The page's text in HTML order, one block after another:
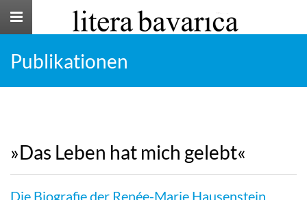
Toggle
Publikationen
»Das Leben hat mich gelebt«
Die Biografie der Renée-Marie Hausenstein